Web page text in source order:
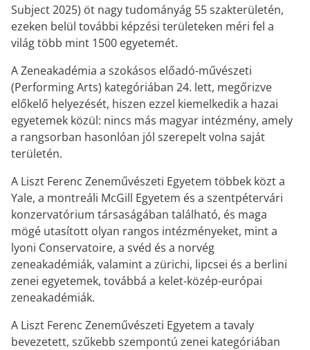
Subject 2025) öt nagy tudományág 55 szakterületén,
ezeken belül további képzési területeken méri fel a
világ több mint 1500 egyetemét.
A Zeneakadémia a szokásos előadó-művészeti
(Performing Arts) kategóriában 24. lett, megőrizve
előkelő helyezését, hiszen ezzel kiemelkedik a hazai
egyetemek közül: nincs más magyar intézmény, amely
a rangsorban hasonlóan jól szerepelt volna saját
területén.
A Liszt Ferenc Zeneművészeti Egyetem többek közt a
Yale, a montreáli McGill Egyetem és a szentpétervári
konzervatórium társaságában található, és maga
mögé utasított olyan rangos intézményeket, mint a
lyoni Conservatoire, a svéd és a norvég
zeneakadémiák, valamint a zürichi, lipcsei és a berlini
zenei egyetemek, továbbá a kelet-közép-európai
zeneakadémiák.
A Liszt Ferenc Zeneművészeti Egyetem a tavaly
bevezetett, szűkebb szempontú zenei kategóriában